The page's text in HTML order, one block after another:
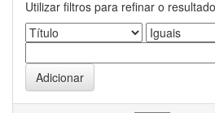
Utilizar filtros para refinar o